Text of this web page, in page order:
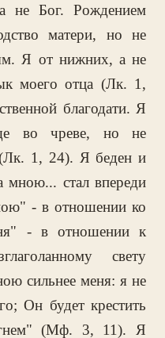
не Бог. Рождением
матери, но не
Я от нижних, а не
моего отца (Лк. 1,
благодати. Я
во чреве, но не
(Лк. 1, 24). Я беден и
стал впереди
- в отношении ко
- в отношении к
свету
сильнее меня: я не
Он будет крестить
(Мф. 3, 11). Я